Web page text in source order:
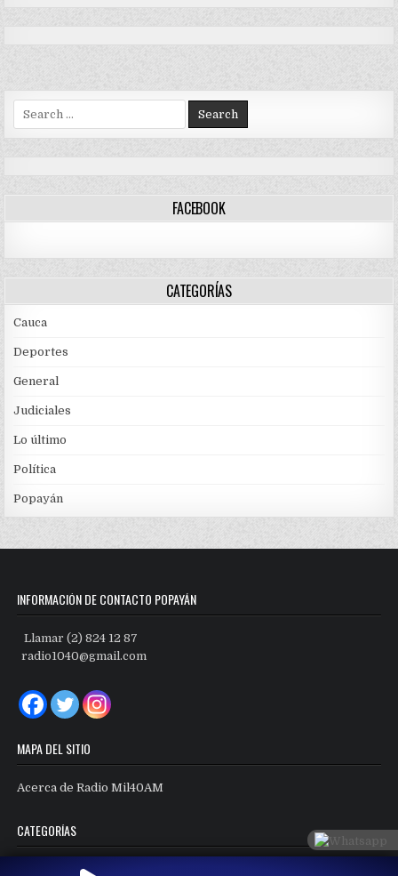
Search
for:
FACEBOOK
CATEGORÍAS
Cauca
Deportes
General
Judiciales
Lo último
Política
Popayán
INFORMACIÓN DE CONTACTO POPAYÁN
Llamar (2) 824 12 87
radio1040@gmail.com
MAPA DEL SITIO
Acerca de Radio Mil40AM
CATEGORÍAS